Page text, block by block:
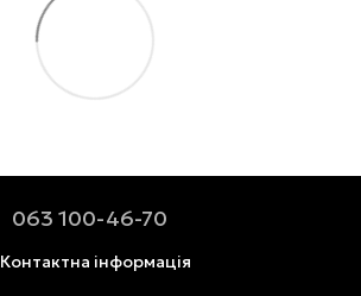
063 100-46-70
Контактна інформація